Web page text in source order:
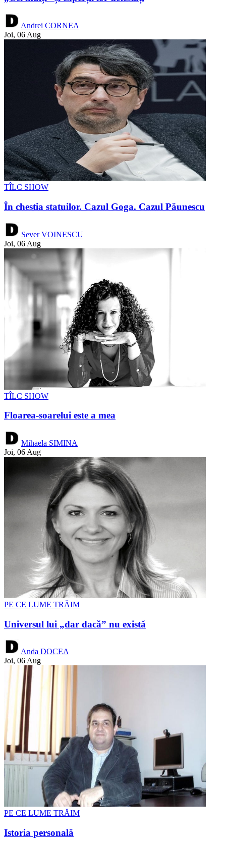
Andrei CORNEA
Joi, 06 Aug
TÎLC SHOW
În chestia statuilor. Cazul Goga. Cazul Păunescu
Sever VOINESCU
Joi, 06 Aug
TÎLC SHOW
Floarea-soarelui este a mea
Mihaela SIMINA
Joi, 06 Aug
PE CE LUME TRĂIM
Universul lui „dar dacă” nu există
Anda DOCEA
Joi, 06 Aug
PE CE LUME TRĂIM
Istoria personală